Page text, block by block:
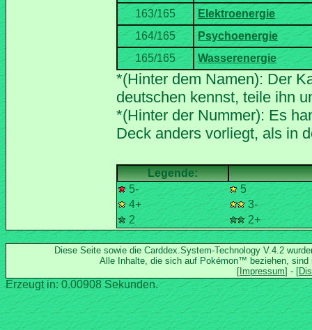
*(Hinter dem Namen): Der
*(Hinter der Nummer): Es
5-
5
4+
3-
2
2+
Diese Seite sowie die Carddex.System-Technology V.4.2
Alle Inhalte, die sich auf Pokémon™ beziehen, sind
Erzeugt in: 0.00908 Sekunden.